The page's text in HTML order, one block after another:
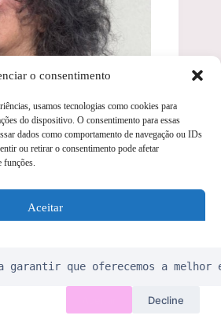
o consentimento
usamos tecnologias como cookies para
do dispositivo. O consentimento para essas
dados como comportamento de navegação ou IDs
ou retirar o consentimento pode afetar
funções.
Aceitar
Acupuntura – Medicina Tradicional Chinesa
garantir que oferecemos a
Decline
Insônia Passo a Passo